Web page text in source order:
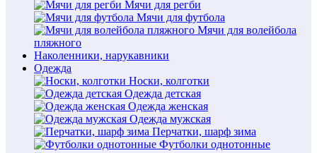
Мячи для регби
Мячи для футбола
Мячи для волейбола
пляжного
Наколенники, нарукавники
Одежда
Носки, колготки
Одежда детская
Одежда женская
Одежда мужская
Перчатки, шарф зима
Футболки однотонные